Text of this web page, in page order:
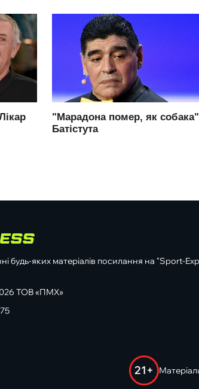
будь-яких матеріалів посилання на "Sport-
ТОВ «ПМХ»
21+